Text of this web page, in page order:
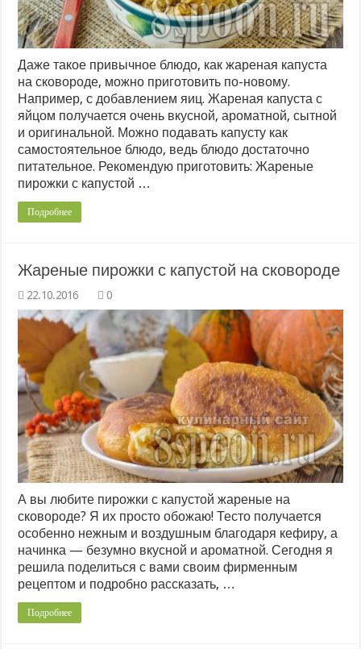
Даже такое привычное блюдо, как жареная капуста
на сковороде, можно приготовить по-новому.
Например, с добавлением яиц. Жареная капуста с
яйцом получается очень вкусной, ароматной, сытной
и оригинальной. Можно подавать капусту как
самостоятельное блюдо, ведь блюдо достаточно
питательное. Рекомендую приготовить: Жареные
пирожки с капустой …
Подробнее
Жареные пирожки с капустой на сковороде
0
А вы любите пирожки с капустой жареные на
сковороде? Я их просто обожаю! Тесто получается
особенно нежным и воздушным благодаря кефиру, а
начинка — безумно вкусной и ароматной. Сегодня я
решила поделиться с вами своим фирменным
рецептом и подробно рассказать, …
Подробнее